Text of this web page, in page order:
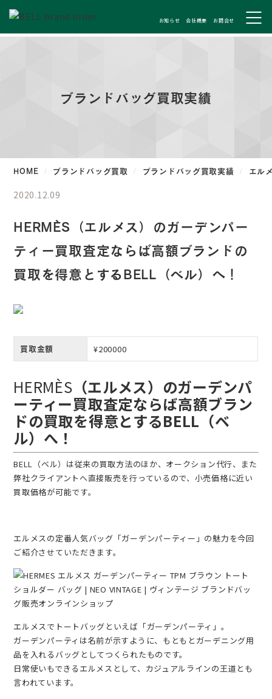
お知らせ 会社概要 お問合せ
ブランドバッグ買取実績
HOME ブランドバッグ買取 ブランドバッグ買取実績 エル
2020.12.09
HERMÈS（エルメス）のガーデンパー
ティー買取査定ならば高額ブランドの
買取を得意とするBELL（ベル）へ！
買取金額 ¥200000
HERMÈS （エルメス）のガーデンパ
ーティー買取査定ならば高額ブラン
ドの買取を得意とするBELL（ベ
ル）へ！
BELL（ベル）は従来の買取方法のほか、オークション代行、また
弊社クライアントへ直接販売を行っているので、小売価格に近い
買取価格が可能です。
エルメスの定番人気バッグ「ガーデンパーティー」の魅力を今回
ご紹介させていただきます。
エルメスでトートバッグといえば「ガーデンパーティ」。
ガーデンパーティは名前が示すように、もともとガーデニング用
品を入れるバッグとしてつくられたものです。
日常使いもできるエルメスとして、カジュアルラインの王道とも
言われています。